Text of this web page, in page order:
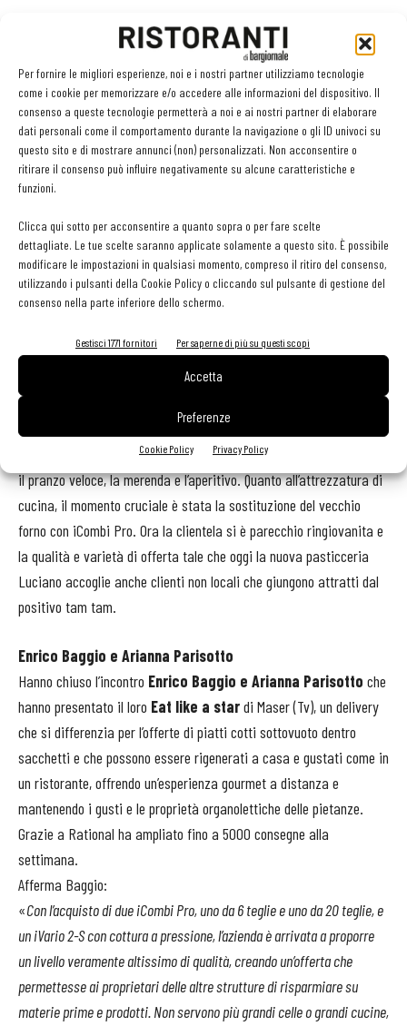
Per fornire le migliori esperienze, noi e i nostri partner utilizziamo tecnologie
come i cookie per memorizzare e/o accedere alle informazioni del dispositivo. Il
consenso a queste tecnologie permetterà a noi e ai nostri partner di elaborare
dati personali come il comportamento durante la navigazione o gli ID univoci su
questo sito e di mostrare annunci (non) personalizzati. Non acconsentire o
ritirare il consenso può influire negativamente su alcune caratteristiche e
funzioni.
Clicca qui sotto per acconsentire a quanto sopra o per fare scelte
dettagliate. Le tue scelte saranno applicate solamente a questo sito. È possibile
modificare le impostazioni in qualsiasi momento, compreso il ritiro del consenso,
utilizzando i pulsanti della Cookie Policy o cliccando sul pulsante di gestione del
consenso nella parte inferiore dello schermo.
Gestisci 1771 fornitori Per saperne di più su questi scopi
Accetta
Preferenze
Cookie Policy Privacy Policy
Maurizio Rosazza Prin
Noto anche per essere un finalista Masterchef, dal 2020
Maurizio
Rosazza Prinsi è convertito, insieme ad Alida Gotta, alla dark
kitchen con solo asporto.
È nata così Delivery Valley, che propone specialità italiane
realizzate con ingredienti di alta qualità e reinventate dopo un
appassionato lavoro creativo. Qualche esempio? Pizza in
arrosto di Gira Girarrosto, Costine di maiale con salsa barbecue di
Giga Ribs, Fritti misti di carne e pesce di Fritt Fighter, Cats-Su
Sandro, panino giapponese con cotoletta.
Titolare della storicaPasticceria Lucianodi Barge (Cn), dopo la
pandemia ha deciso di diversificare l’offerta adeguandola a uno
stile più contemporaneo. Si è così trasferito in un locale più grande,
ha rinnovato le attrezzature e trasformato la pasticceria in un
locale in grado di offrire la colazione, lo spuntino di metà mattina,
il pranzo veloce, la merenda e l’aperitivo. Quanto all’attrezzatura di
cucina, il momento cruciale è stata la sostituzione del vecchio
forno con iCombi Pro. Ora la clientela si è parecchio ringiovanita e
la qualità e varietà di offerta tale che oggi la nuova pasticceria
Luciano accoglie anche clienti non locali che giungono attratti dal
positivo tam tam.
Enrico Baggio e Arianna Parisotto
Hanno chiuso l’incontro Enrico Baggio e Arianna Parisotto che
hanno presentato il loro Eat like a stardi Maser (Tv), un delivery
che si differenzia per l’offerte di piatti cotti sottovuoto dentro
sacchetti e che possono essere rigenerati a casa e gustati come in
un ristorante, offrendo un’esperienza gourmet a distanza e
mantenendo i gusti e le proprietà organolettiche delle pietanze.
Grazie a Rational ha ampliato fino a 5000 consegne alla
settimana.
Afferma Baggio:
«Con l’acquisto di due iCombi Pro, uno da 6 teglie e uno da 20 teglie, e
un iVario 2-S con cottura a pressione, l’azienda è arrivata a proporre
un livello veramente altissimo di qualità, creando un’offerta che
permettesse ai proprietari delle altre strutture di risparmiare su
materie prime e prodotti. Non servono più grandi celle o grandi cucine,